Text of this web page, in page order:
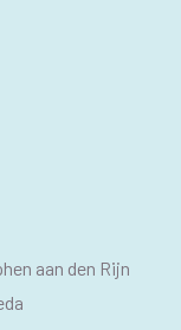
aan den Rijn